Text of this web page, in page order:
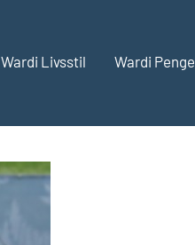
Wardi Livsstil Wardi Penge